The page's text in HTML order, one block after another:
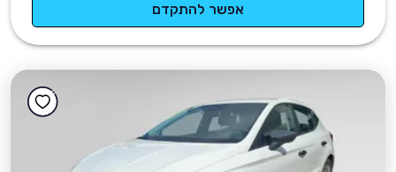
אפשר להתקדם